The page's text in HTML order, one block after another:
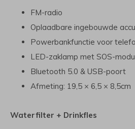
FM-radio
Oplaadbare ingebouwde accu
Powerbankfunctie voor
LED-zaklamp met SOS-
Bluetooth 5.0 & USB-poort
Afmeting: 19,5 × 6,5 × 8,5cm
Waterfilter + Drinkfles